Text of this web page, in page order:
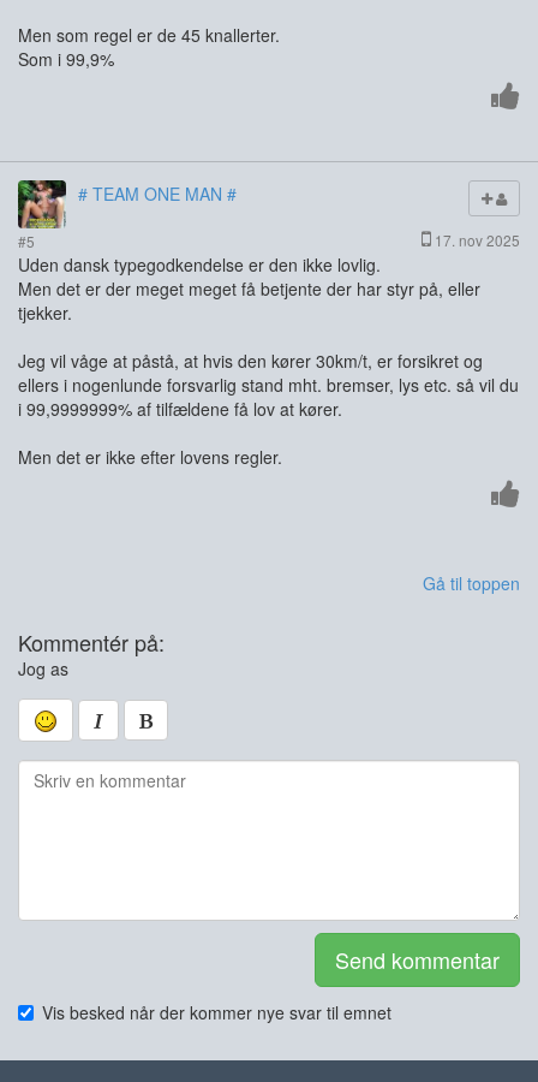
Men som regel er de 45 knallerter.
Som i 99,9%
# TEAM ONE MAN #
#5 17. nov 2025
Uden dansk typegodkendelse er den ikke lovlig.
Men det er der meget meget få betjente der har styr på, eller
tjekker.
Jeg vil våge at påstå, at hvis den kører 30km/t, er forsikret og
ellers i nogenlunde forsvarlig stand mht. bremser, lys etc. så vil du
i 99,9999999% af tilfældene få lov at kører.
Men det er ikke efter lovens regler.
Gå til toppen
Kommentér på:
Jog as
Send kommentar
Vis besked når der kommer nye svar til emnet